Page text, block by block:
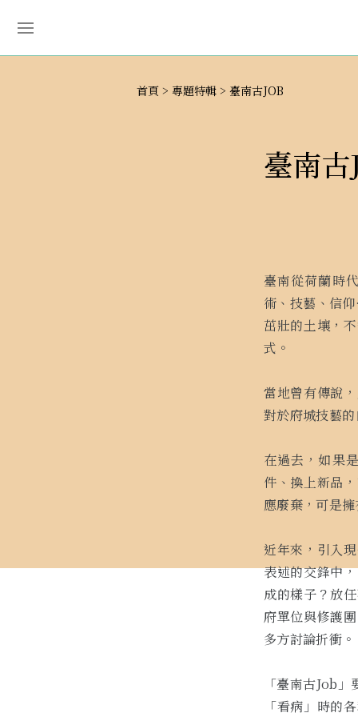
首頁 專題特輯 臺南古JOB
臺南古
臺南從荷蘭時
術、技藝、信
茁壯的土壤，
式。
當地曾有傳說
對於府城技藝的
在過去，如果
件、換上新品
應廢棄，可是
近年來，引入
表述的交鋒中
成的樣子？放
府單位與修護
多方討論折衝。
「臺南古Job
「看病」時的